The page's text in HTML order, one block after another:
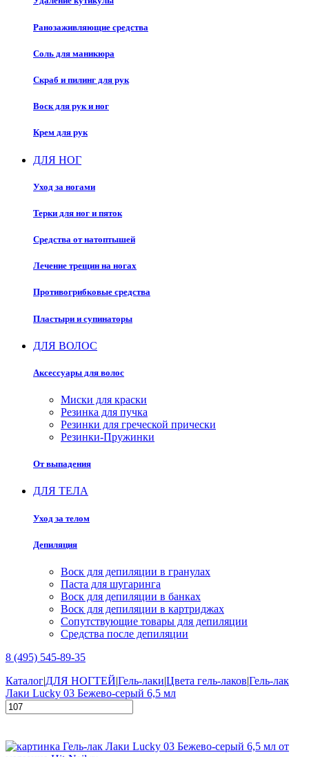
Ранозаживляющие средства
Соль для маникюра
Скраб и пилинг для рук
Воск для рук и ног
Крем для рук
ДЛЯ НОГ
Уход за ногами
Терки для ног и пяток
Средства от натоптышей
Лечение трещин на ногах
Противогрибковые средства
Пластыри и супинаторы
ДЛЯ ВОЛОС
Аксессуары для волос
Миски для краски
Резинка для пучка
Резинки для греческой прически
Резинки-Пружинки
От выпадения
ДЛЯ ТЕЛА
Уход за телом
Депиляция
Воск для депиляции в гранулах
Паста для шугаринга
Воск для депиляции в банках
Воск для депиляции в картриджах
Сопутствующие товары для депиляции
Средства после депиляции
8 (495) 545-89-35
Каталог|ДЛЯ НОГТЕЙ|Гель-лаки|Цвета гель-лаков|Гель-лак
Лаки Lucky 03 Бежево-серый 6,5 мл